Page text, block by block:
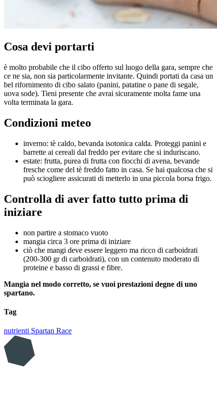
Cosa devi portarti
è molto probabile che il cibo offerto sul luogo della gara, sempre che
ce ne sia, non sia particolarmente invitante. Quindi portati da casa un
bel rifornimento di cibo salato (panini, patatine o pane di segale,
uova sode). Tieni presente che avrai sicuramente molta fame una
volta terminata la gara.
Condizioni meteo
inverno: tè caldo, bevanda isotonica calda. Proteggi panini e
barrette ai cereali dal freddo per evitare che si induriscano.
estate: frutta, purea di frutta con fiocchi di avena, bevande
fresche come del tè freddo fatto in casa. Se hai qualcosa che si
può sciogliere assicurati di metterlo in una piccola borsa frigo.
Controlla di aver fatto tutto prima di
iniziare
non partire a stomaco vuoto
mangia circa 3 ore prima di iniziare
ciò che mangi deve essere leggero ma ricco di carboidrati
(200-300 gr di carboidrati), con un contenuto moderato di
proteine e basso di grassi e fibre.
Mangia nel modo corretto, se vuoi prestazioni degne di uno
spartano.
Tag
nutrienti Spartan Race